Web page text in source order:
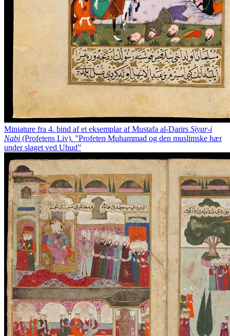
Miniature fra 4. bind af et eksemplar af Mustafa al-Darirs Siyar-i
Nabi (Profetens Liv). ”Profeten Muhammad og den muslimske hær
under slaget ved Uhud”